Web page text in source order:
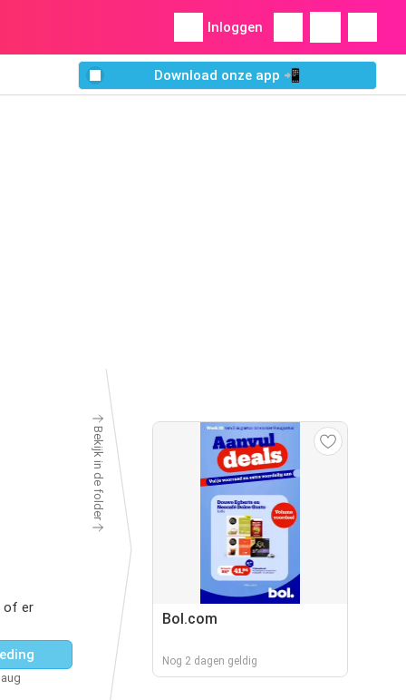
Inloggen
Download onze app 📲
of er
Bekijk in de folder
Bol.com
Nog 2 dagen geldig